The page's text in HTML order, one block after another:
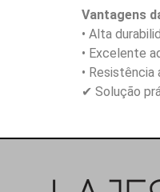
Vantagens
• Alta
• Excelente
• Resistência
✔ Solução